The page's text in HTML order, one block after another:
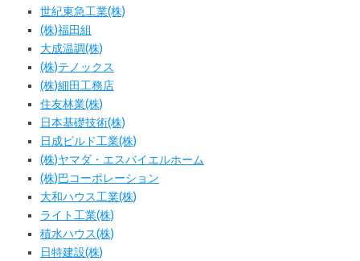
世紀東急工業(株)
(株)福田組
大成温調(株)
(株)テノックス
(株)細田工務店
住友林業(株)
日本基礎技術(株)
日成ビルド工業(株)
(株)ヤマダ・エスバイエルホーム
(株)巴コーポレーション
大和ハウス工業(株)
ライト工業(株)
積水ハウス(株)
日特建設(株)